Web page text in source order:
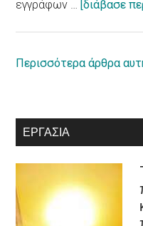
εγγράφων … [διάβασε
Περισσότερα άρθρα
ΕΡΓΑΣΊΑ